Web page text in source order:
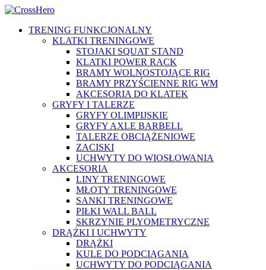
TRENING FUNKCJONALNY
KLATKI TRENINGOWE
STOJAKI SQUAT STAND
KLATKI POWER RACK
BRAMY WOLNOSTOJĄCE RIG
BRAMY PRZYŚCIENNE RIG WM
AKCESORIA DO KLATEK
GRYFY I TALERZE
GRYFY OLIMPIJSKIE
GRYFY AXLE BARBELL
TALERZE OBCIĄŻENIOWE
ZACISKI
UCHWYTY DO WIOSŁOWANIA
AKCESORIA
LINY TRENINGOWE
MŁOTY TRENINGOWE
SANKI TRENINGOWE
PIŁKI WALL BALL
SKRZYNIE PLYOMETRYCZNE
DRĄŻKI I UCHWYTY
DRĄŻKI
KULE DO PODCIĄGANIA
UCHWYTY DO PODCIĄGANIA